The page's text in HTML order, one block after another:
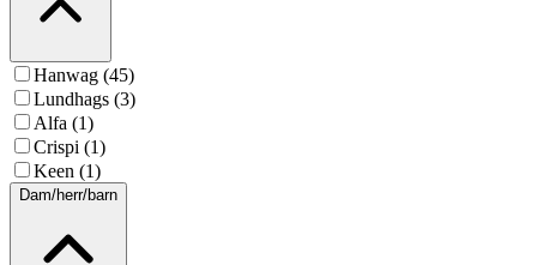
Hanwag (45)
Lundhags (3)
Alfa (1)
Crispi (1)
Keen (1)
Dam/herr/barn